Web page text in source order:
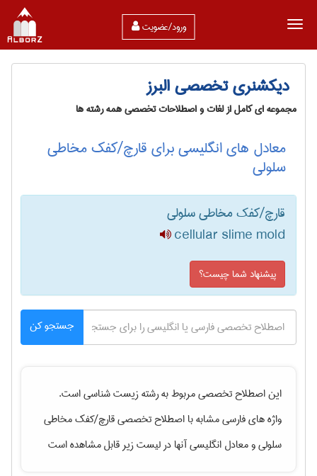
ورود/عضویت
دیکشنری تخصصی البرز
مجموعه ای کامل از لغات و اصطلاحات تخصصی همه رشته ها
معادل های انگلیسی برای قارچ/کفک مخاطی
سلولی
قارچ/کفک مخاطی سلولی
cellular slime mold
پیشنهاد شما چیست؟
جستجو کن
این اصطلاح تخصصی مربوط به رشتهزيست شناسیاست.
واژه های فارسی مشابه با اصطلاح تخصصیقارچ/کفک مخاطی
سلولیو معادل انگلیسی آنها در لیست زیر قابل مشاهده است